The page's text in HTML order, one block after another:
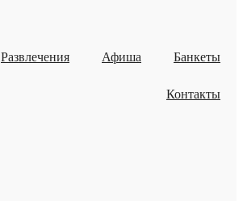
Развлечения Афиша Банкеты
Контакты